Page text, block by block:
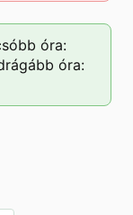
óra:
óra: